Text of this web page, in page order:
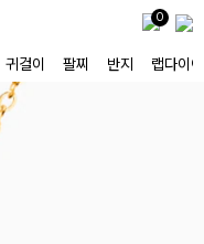
0
귀걸이 팔찌 반지 랩다이아